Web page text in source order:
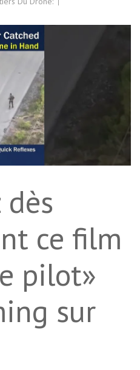
ce film
pilot»
sur